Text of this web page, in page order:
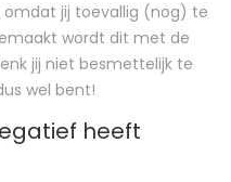
jij toevallig (nog) te
wordt dit met de
jij niet besmettelijk te
wel bent!
heeft